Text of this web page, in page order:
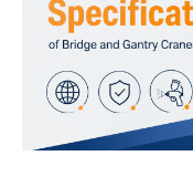
Sistema de
SSPC/NACE/
Estándar
5659)